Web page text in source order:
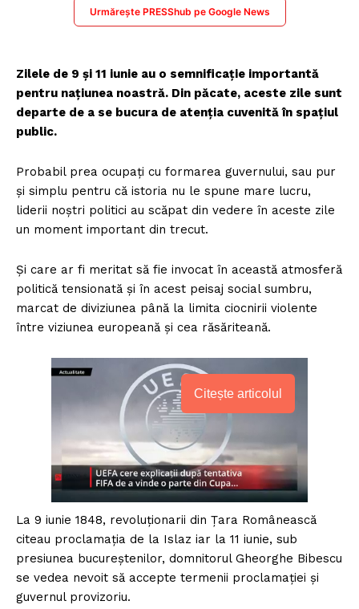
Urmărește PRESShub pe Google News
Zilele de 9 și 11 iunie au o semnificație importantă
pentru națiunea noastră. Din păcate, aceste zile sunt
departe de a se bucura de atenția cuvenită în spațiul
public.
Probabil prea ocupați cu formarea guvernului, sau pur
și simplu pentru că istoria nu le spune mare lucru,
liderii noștri politici au scăpat din vedere în aceste zile
un moment important din trecut.
Și care ar fi meritat să fie invocat în această atmosferă
politică tensionată și în acest peisaj social sumbru,
marcat de diviziunea până la limita ciocnirii violente
între viziunea europeană și cea răsăriteană.
Citește articolul
La 9 iunie 1848, revoluționarii din Țara Românească
citeau proclamația de la Islaz iar la 11 iunie, sub
presiunea bucureștenilor, domnitorul Gheorghe Bibescu
se vedea nevoit să accepte termenii proclamației și
guvernul provizoriu.